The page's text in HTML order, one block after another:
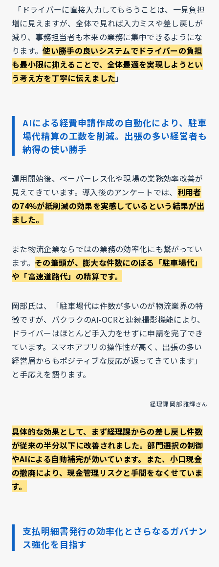
「ドライバーに直接入力してもらうことは、一見負担
増に見えますが、全体で見れば入力ミスや差し戻しが
減り、事務担当者も本来の業務に集中できるようにな
ります。使い勝手の良いシステムでドライバーの負担
も最小限に抑えることで、全体最適を実現しようとい
う考え方を丁寧に伝えました」
AIによる経費申請作成の自動化により、駐車
場代精算の工数を削減。出張の多い経営者も
納得の使い勝手
運用開始後、ペーパーレス化や現場の業務効率改善が
見えてきています。導入後のアンケートでは、 利用者
の74%が紙削減の効果を実感しているという結果が出
ました。
また物流企業ならではの業務の効率化にも繋がってい
ます。 その筆頭が、膨大な件数にのぼる「駐車場代」
や「高速道路代」の精算です。
岡部氏は、「駐車場代は件数が多いのが物流業界の特
徴ですが、バクラクのAI-OCRと連続撮影機能により、
ドライバーはほとんど手入力をせずに申請を完了でき
ています。スマホアプリの操作性が高く、出張の多い
経営層からもポジティブな反応が返ってきています」
と手応えを語ります。
経理課 岡部 雅輝さん
具体的な効果として、まず経理課からの差し戻し件数
が従来の半分以下に改善されました。部門選択の制御
やAIによる自動補完が効いています。また、小口現金
の撤廃により、現金管理リスクと手間をなくせていま
す。
支払明細書発行の効率化とさらなるガバナン
ス強化を目指す